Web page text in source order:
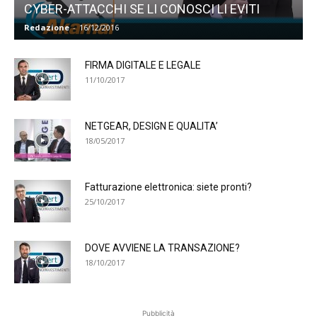
CYBER-ATTACCHI SE LI CONOSCI LI EVITI
Redazione - 16/12/2016
FIRMA DIGITALE E LEGALE
11/10/2017
NETGEAR, DESIGN E QUALITA’
18/05/2017
Fatturazione elettronica: siete pronti?
25/10/2017
DOVE AVVIENE LA TRANSAZIONE?
18/10/2017
Pubblicità